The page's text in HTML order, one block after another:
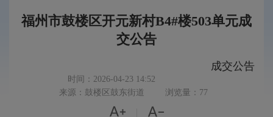
福州市鼓楼区开元新村B4#楼503单元成
交公告
成交公告
时间：2026-04-23 14:52
来源：鼓楼区鼓东街道
浏览量：77
 